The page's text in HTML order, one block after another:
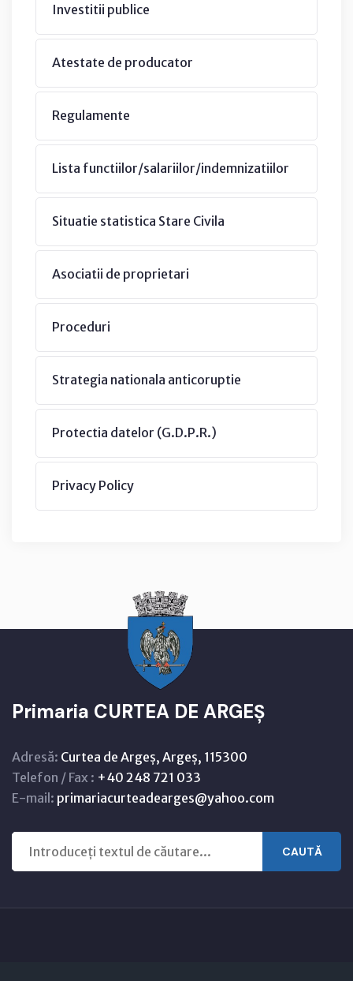
Investitii publice
Atestate de producator
Regulamente
Lista functiilor/salariilor/indemnizatiilor
Situatie statistica Stare Civila
Asociatii de proprietari
Proceduri
Strategia nationala anticoruptie
Protectia datelor (G.D.P.R.)
Privacy Policy
Primaria CURTEA DE ARGEȘ
Adresă: Curtea de Argeș, Argeș, 115300
Telefon / Fax : +40 248 721 033
E-mail: primariacurteadearges@yahoo.com
CAUTĂ